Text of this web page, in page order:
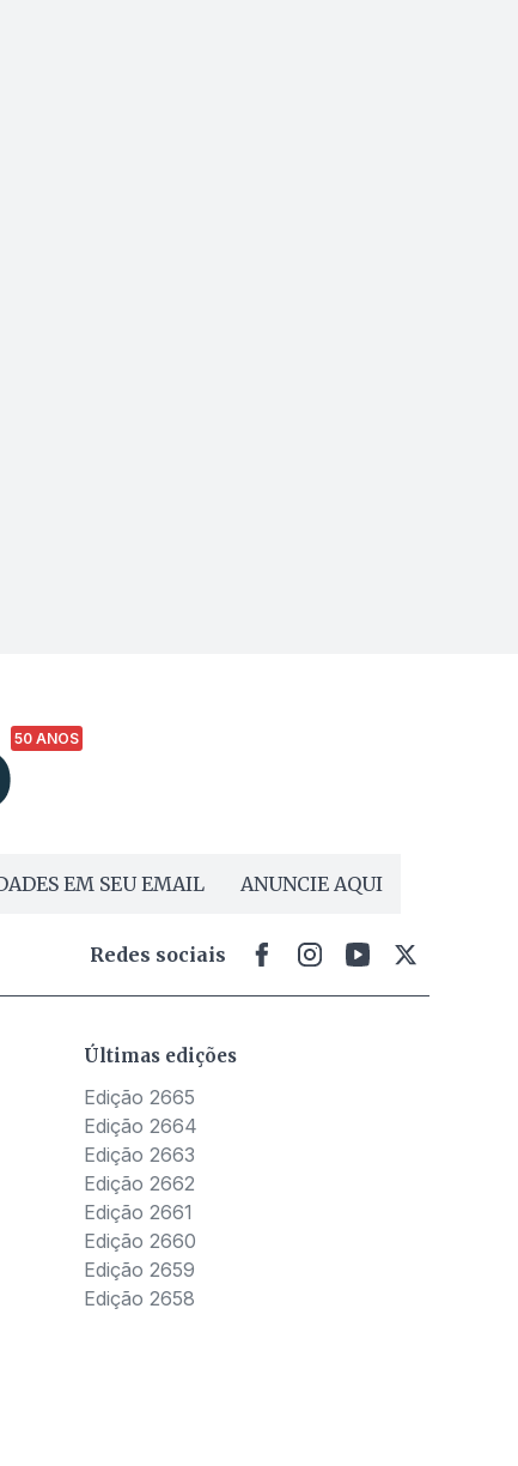
50 ANOS
EM SEU EMAIL ANUNCIE AQUI
Redes sociais
Últimas edições
Edição 2665
Edição 2664
Edição 2663
Edição 2662
Edição 2661
Edição 2660
Edição 2659
Edição 2658